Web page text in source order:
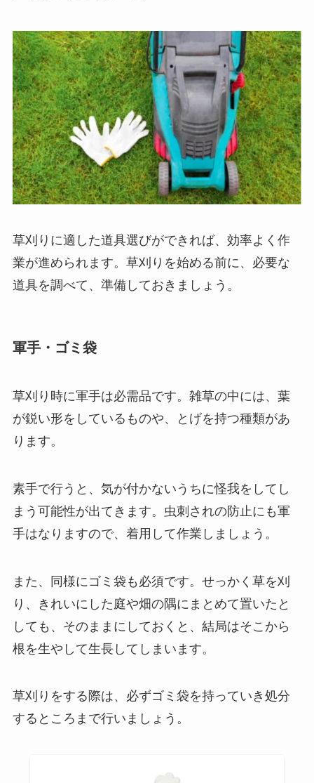
草刈りに適した道具選びができれば、効率よく作
業が進められます。草刈りを始める前に、 必要な
道具を調べて、準備しておきましょう 。
軍手・ゴミ袋
草刈り時に軍手は必需品です。雑草の中には、葉
が鋭い形をしているものや、とげを持つ種類があ
ります。
素手で行うと、 気が付かないうちに怪我をしてし
まう可能性が出てきます。虫刺されの防止にも軍
手はなりますので、着用して作業しましょう。
また、同様にゴミ袋も必須です。せっかく草を刈
り、きれいにした庭や畑の隅にまとめて置いたと
しても、そのままにしておくと、結局はそこから
根を生やして生長してしまいます。
草刈りをする際は、必ずゴミ袋を持っていき処分
するところまで行いましょう。